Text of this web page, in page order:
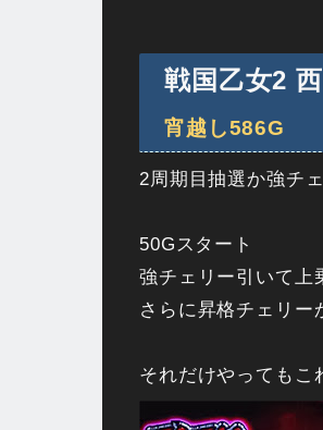
戦国乙女2
宵越し586G
2周期目抽選か強チ
50Gスタート
強チェリー引いて上
さらに昇格チェリー
それだけやってもこ